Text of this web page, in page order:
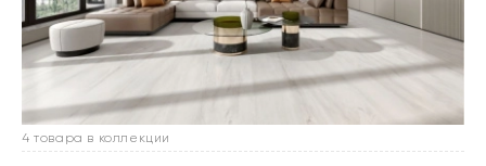
4 товара в коллекции